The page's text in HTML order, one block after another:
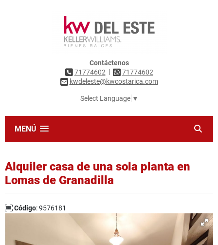
Contáctenos
71774602 |
71774602
kwdeleste@kwcostarica.com
Select Language ▼
MENÚ
Alquiler casa de una sola planta en
Lomas de Granadilla
Código: 9576181